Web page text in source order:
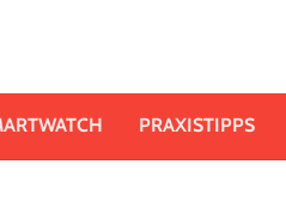
PRAXISTIPPS